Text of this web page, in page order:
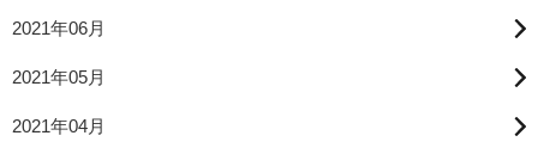
2021年06月
2021年05月
2021年04月